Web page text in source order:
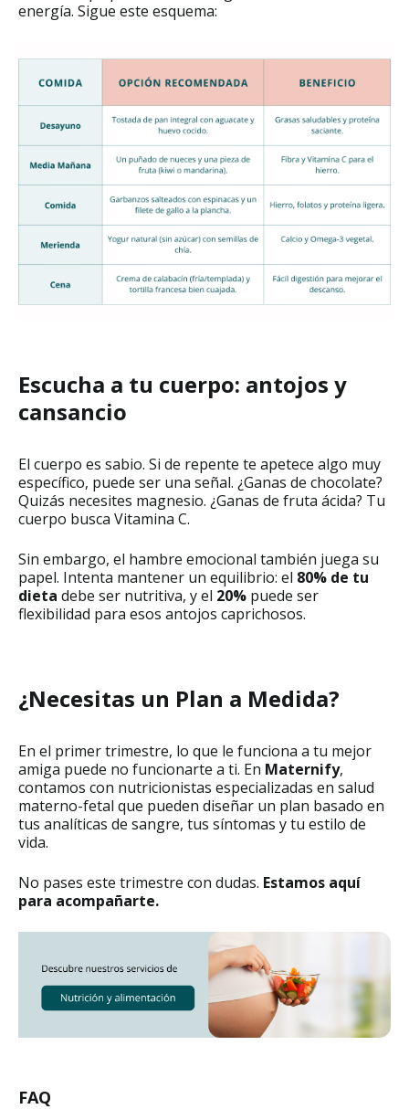
energía. Sigue este esquema:
Escucha a tu cuerpo: antojos y
cansancio
El cuerpo es sabio. Si de repente te apetece algo muy
específico, puede ser una señal. ¿Ganas de chocolate?
Quizás necesites magnesio. ¿Ganas de fruta ácida? Tu
cuerpo busca Vitamina C.
Sin embargo, el hambre emocional también juega su
papel. Intenta mantener un equilibrio: el 80% de tu
dieta debe ser nutritiva, y el 20% puede ser
flexibilidad para esos antojos caprichosos.
¿Necesitas un Plan a Medida?
En el primer trimestre, lo que le funciona a tu mejor
amiga puede no funcionarte a ti. En Maternify,
contamos con nutricionistas especializadas en salud
materno-fetal que pueden diseñar un plan basado en
tus analíticas de sangre, tus síntomas y tu estilo de
vida.
No pases este trimestre con dudas. Estamos aquí
para acompañarte.
FAQ